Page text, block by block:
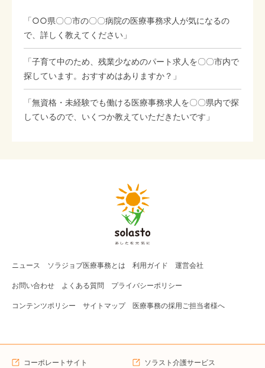
「○○県〇〇市の〇〇病院の医療事務求人が気になるの
で、詳しく教えてください」
「子育て中のため、残業少なめのパート求人を〇〇市内で
探しています。おすすめはありますか？」
「無資格・未経験でも働ける医療事務求人を〇〇県内で探
しているので、いくつか教えていただきたいです」
ニュース ソラジョブ医療事務 とは 利用ガイド 運営会社
お問い合わせ よくある質問 プライバシーポリシー
コンテンツポリシー サイトマップ 医療事務の採用ご担当者様へ
コーポレートサイト ソラスト介護サービス